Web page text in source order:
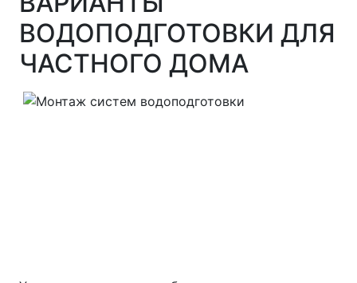
ВОДОПОДГОТОВКИ ДЛЯ
ЧАСТНОГО ДОМА